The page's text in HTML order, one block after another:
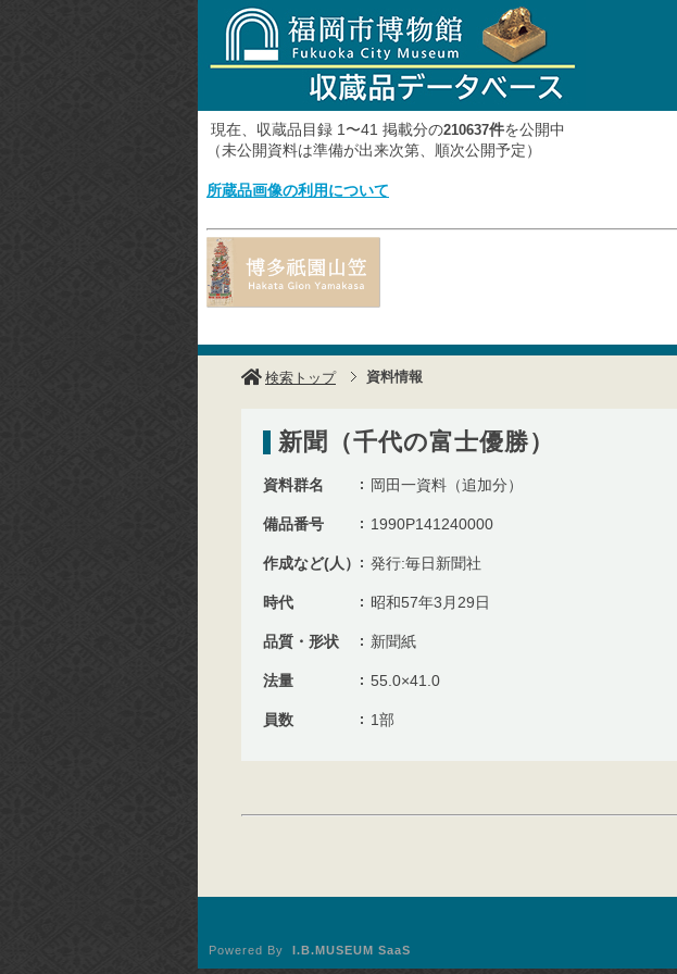
現在、収蔵品目録 1〜41 掲載分の210637件を公開中
（未公開資料は準備が出来次第、順次公開予定）
所蔵品画像の利用について
検索トップ 資料情報
新聞（千代の富士優勝）
資料群名 岡田一資料（追加分）
備品番号 1990P141240000
作成など(人） 発行:毎日新聞社
時代 昭和57年3月29日
品質・形状 新聞紙
法量 55.0×41.0
員数 1部
Powered By I.B.MUSEUM SaaS